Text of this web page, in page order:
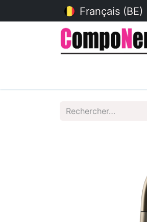
Français (BE)